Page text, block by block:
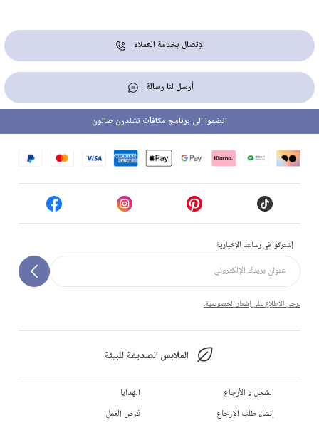
الإتصال بخدمة العملاء
أرسل لنا رسالة
إشتركوا في رسالتنا الإخبارية
يرجى الاطلاع على إشعار الخصوصية.
الملابس الصديقة للبيئة
انضموا إلى برنامج مكافآت تشلدرن صالون
الشحن و الأرجاع
إنشاء طلب الإرجاع
الهدايا
فرص العمل